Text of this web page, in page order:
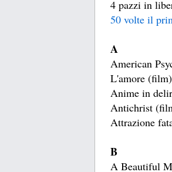
4 pazzi in
50 volte il
A
American
L'amore (film)
Anime in
Antichrist
Attrazione
B
A Beautiful